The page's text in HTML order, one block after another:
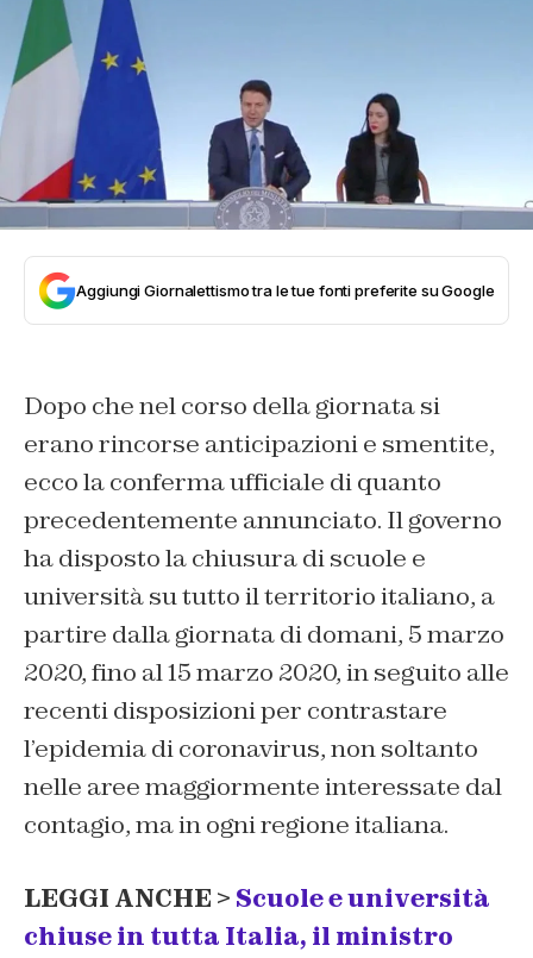
Aggiungi Giornalettismo tra le tue fonti preferite su Google
Dopo che nel corso della giornata si
erano rincorse anticipazioni e smentite,
ecco la conferma ufficiale di quanto
precedentemente annunciato. Il governo
ha disposto la chiusura di scuole e
università su tutto il territorio italiano, a
partire dalla giornata di domani, 5 marzo
2020, fino al 15 marzo 2020, in seguito alle
recenti disposizioni per contrastare
l’epidemia di coronavirus, non soltanto
nelle aree maggiormente interessate dal
contagio, ma in ogni regione italiana.
LEGGI ANCHE > Scuole e università
chiuse in tutta Italia, il ministro